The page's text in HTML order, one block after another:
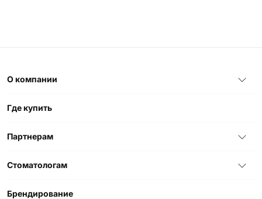
О компании
Где купить
Партнерам
Стоматологам
Брендирование